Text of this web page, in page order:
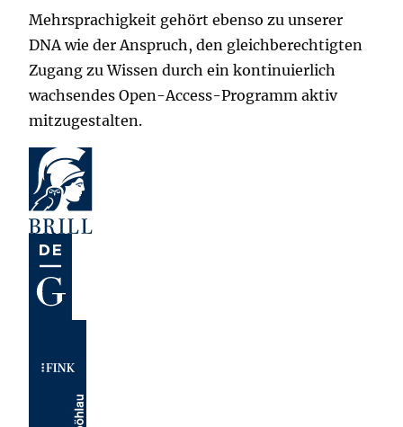
Mehrsprachigkeit gehört ebenso zu unserer
DNA wie der Anspruch, den gleichberechtigten
Zugang zu Wissen durch ein kontinuierlich
wachsendes Open-Access-Programm aktiv
mitzugestalten.